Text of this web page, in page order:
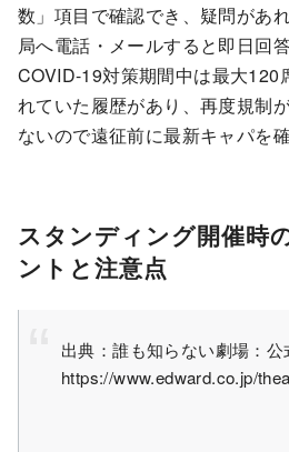
数」項目で確認でき、疑問があ
局へ電話・メールすると即日回
COVID-19対策期間中は最大120
れていた履歴があり、再度規制
ないので遠征前に最新キャパを
スタンディング開催時
ントと注意点
出典：誰も知らない劇場：公
https://www.edward.co.jp/